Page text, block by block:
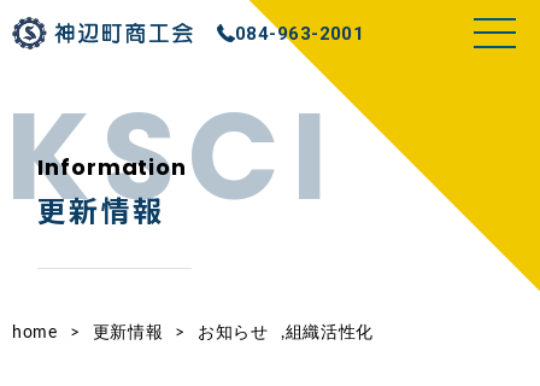
084-963-2001
Information
更新情報
home > 更新情報 > お知らせ ,組織活性化